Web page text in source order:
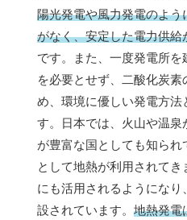
陽光発電や風力発電のよ
がなく、安定した電力供
です。また、一度発電所
を必要とせず、二酸化炭
め、環境に優しい発電方法
す。日本では、火山や温
が豊富な国としても知られ
として地熱が利用されて
にも活用されるようにな
設されています。 地熱発電